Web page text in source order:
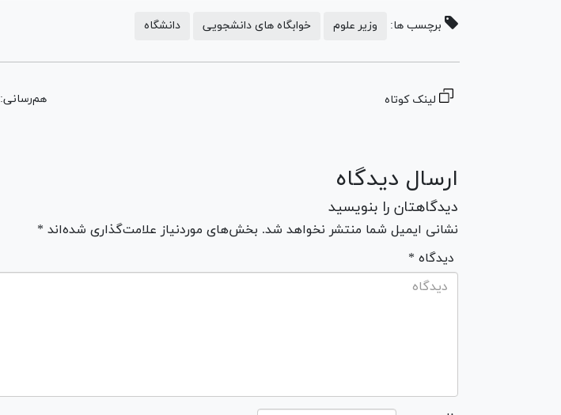
برچسب ها: وزیر علوم خوابگاه های دانشجویی دانشگاه
لینک کوتاه هم‌رسانی:
ارسال دیدگاه
دیدگاهتان را بنویسید
نشانی ایمیل شما منتشر نخواهد شد. بخش‌های موردنیاز علامت‌گذاری شده‌اند *
* دیدگاه